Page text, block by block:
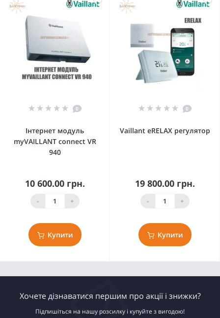
0
Інтернет модуль
myVAILLANT connect VR
940
10 600.00 грн.
- +
Купити
0
Vaillant eRELAX регулятор
19 800.00 грн.
- +
Купити
Хочете дізнаватися першим про акції і знижки?
Підпишіться на нашу розсилку і купуйте з вигодою!